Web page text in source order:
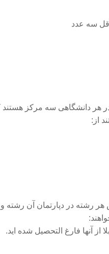
هر دانشگاهی سه مرکز هستند
از:
هر رشته در دپارتمان آن رشته
آنها فارغ التحصیل شده اید.